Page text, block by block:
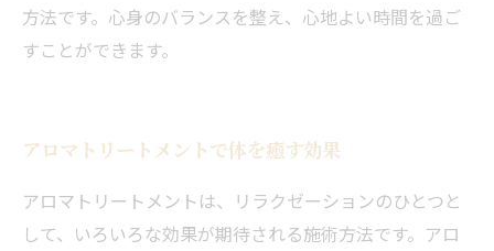
方法です。心身のバランスを整え、心地よい時間を過ご
すことができます。
アロマトリートメントで体を癒す効果
アロマトリートメントは、リラクゼーションのひとつと
して、いろいろな効果が期待される施術方法です。アロ